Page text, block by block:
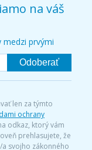
na váš
medzi prvými
Odoberať
len za týmto
ochrany
odkaz, ktorý vám
prehlasujete, že
svojho zákonného